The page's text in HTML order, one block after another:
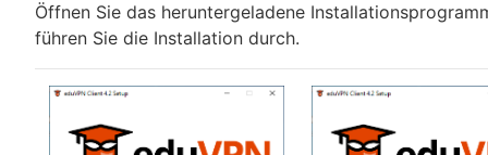
Öffnen Sie das heruntergeladene
führen Sie die Installation durch.